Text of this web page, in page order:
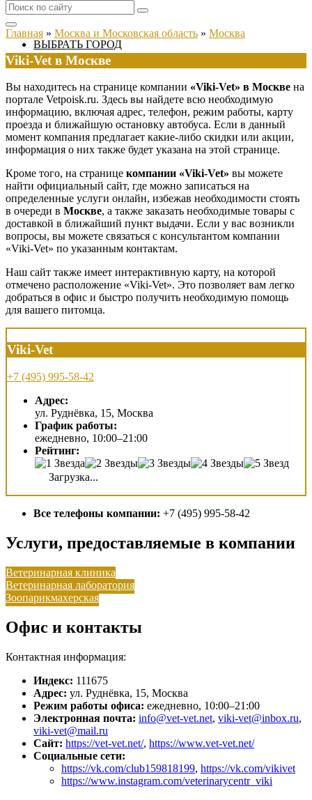
ВЫБРАТЬ ГОРОД
Главная » Москва и Московская область » Москва
Viki-Vet в Москве
Вы находитесь на странице компании «Viki-Vet» в Москве на
портале Vetpoisk.ru. Здесь вы найдете всю необходимую
информацию, включая адрес, телефон, режим работы, карту
проезда и ближайшую остановку автобуса. Если в данный
момент компания предлагает какие-либо скидки или акции,
информация о них также будет указана на этой странице.
Кроме того, на странице компании «Viki-Vet» вы можете
найти официальный сайт, где можно записаться на
определенные услуги онлайн, избежав необходимости стоять
в очереди в Москве, а также заказать необходимые товары с
доставкой в ближайший пункт выдачи. Если у вас возникли
вопросы, вы можете связаться с консультантом компании
«Viki-Vet» по указанным контактам.
Наш сайт также имеет интерактивную карту, на которой
отмечено расположение «Viki-Vet». Это позволяет вам легко
добраться в офис и быстро получить необходимую помощь
для вашего питомца.
Viki-Vet
+7 (495) 995-58-42
Адрес:
ул. Руднёвка, 15, Москва
График работы:
ежедневно, 10:00–21:00
Рейтинг:
Загрузка...
Все телефоны компании: +7 (495) 995-58-42
Услуги, предоставляемые в компании
Ветеринарная клиника
Ветеринарная лаборатория
Зоопарикмахерская
Офис и контакты
Контактная информация:
Индекс: 111675
Адрес: ул. Руднёвка, 15, Москва
Режим работы офиса: ежедневно, 10:00–21:00
Электронная почта: info@vet-vet.net, viki-vet@inbox.ru,
viki-vet@mail.ru
Сайт: https://vet-vet.net/, https://www.vet-vet.net/
Социальные сети:
https://vk.com/club159818199, https://vk.com/vikivet
https://www.instagram.com/veterinarycentr_viki